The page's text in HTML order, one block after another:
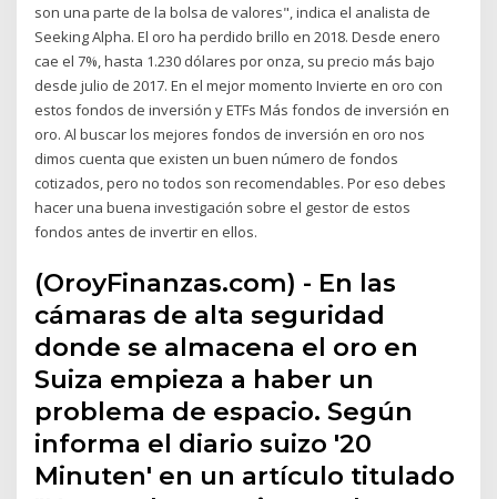
son una parte de la bolsa de valores", indica el analista de
Seeking Alpha. El oro ha perdido brillo en 2018. Desde enero
cae el 7%, hasta 1.230 dólares por onza, su precio más bajo
desde julio de 2017. En el mejor momento Invierte en oro con
estos fondos de inversión y ETFs Más fondos de inversión en
oro. Al buscar los mejores fondos de inversión en oro nos
dimos cuenta que existen un buen número de fondos
cotizados, pero no todos son recomendables. Por eso debes
hacer una buena investigación sobre el gestor de estos
fondos antes de invertir en ellos.
(OroyFinanzas.com) - En las
cámaras de alta seguridad
donde se almacena el oro en
Suiza empieza a haber un
problema de espacio. Según
informa el diario suizo '20
Minuten' en un artículo titulado